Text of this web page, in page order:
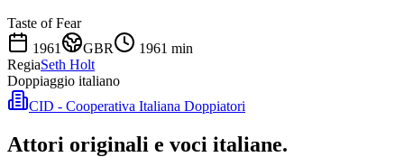
Taste of Fear
1961
GBR 1961 min
RegiaSeth Holt
Doppiaggio italiano
CID - Cooperativa Italiana Doppiatori
Attori originali e voci italiane.